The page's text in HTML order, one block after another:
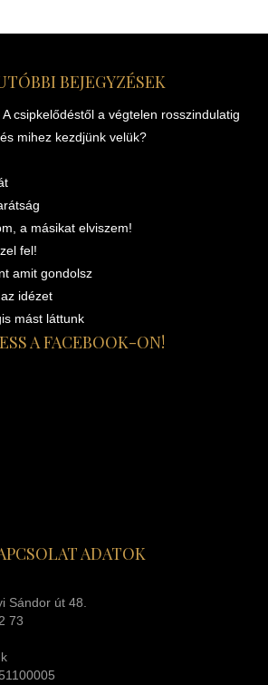
BEJEGYZÉSEK
csipkelődéstől a végtelen rosszindulatig
mihez kezdjünk velük?
a másikat elviszem!
fel!
amit gondolsz
idézet
mást láttunk
A FACEBOOK-ON!
ADATOK
Sándor út 48.
73